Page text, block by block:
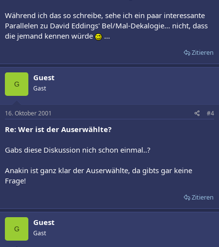
Während ich das so schreibe, sehe ich ein paar interessante
Parallelen zu David Eddings' Bel/Mal-Dekalogie... nicht, dass
die jemand kennen würde
...
Zitieren
G
Guest
Gast
16. Oktober 2001 #4
Re: Wer ist der Auserwählte?
Gabs diese Diskussion nich schon einmal..?
Anakin ist ganz klar der Auserwählte, da gibts gar keine
Frage!
Zitieren
G
Guest
Gast